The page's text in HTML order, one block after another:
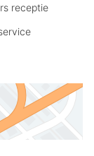
receptie